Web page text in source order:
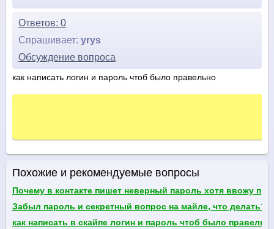
Ответов: 0
Спрашивает: yrys
Обсуждение вопроса
как написать логин и пароль чтоб было правельно
Похожие и рекомендуемые вопросы
Почему в контакте пишет неверный пароль хотя ввожу
Забыл пароль и секретный вопрос на майле, что делать?
как написать в скайпе логин и пароль чтоб было